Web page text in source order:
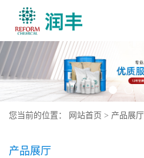
您当前的位置： 网站首页 > 产品展厅
产品展厅